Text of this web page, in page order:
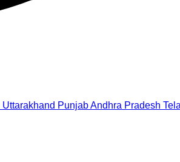
Uttarakhand PunjabAndhra Pradesh